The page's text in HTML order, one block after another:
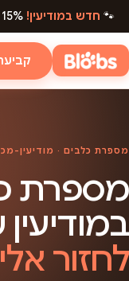
🐾 חדש במודיעין!
מספרת כלבים · מודיעין-
מספרת
לחזור